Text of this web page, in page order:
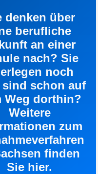
denken über
berufliche
an einer
nach? Sie
noch
sind schon auf
Weg dorthin?
Weitere
zum
finden
Sie hier.